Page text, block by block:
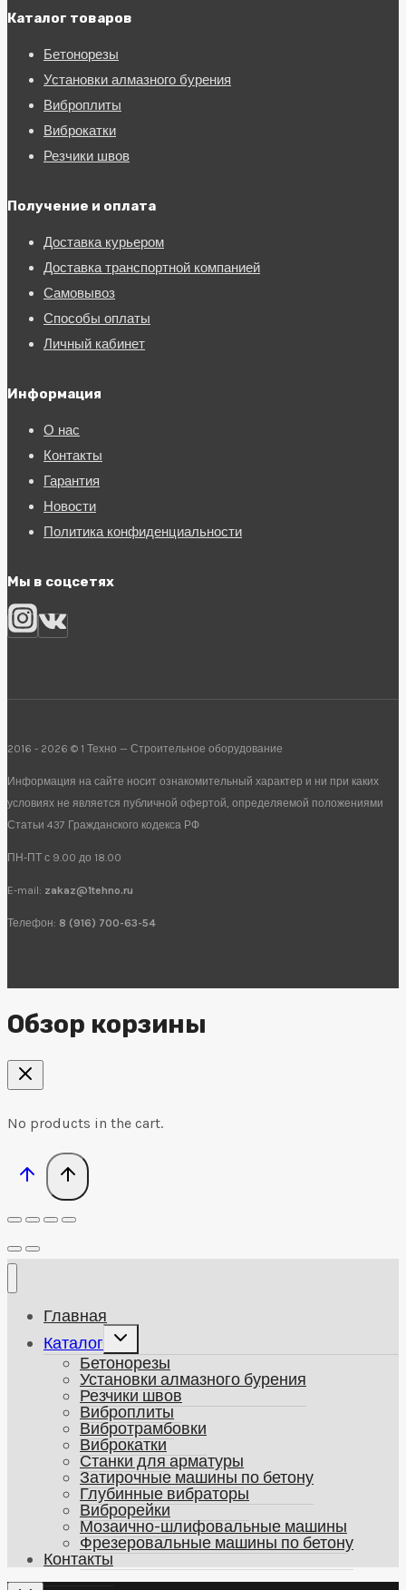
Каталог товаров
Бетонорезы
Установки алмазного бурения
Виброплиты
Виброкатки
Резчики швов
Получение и оплата
Доставка курьером
Доставка транспортной компанией
Самовывоз
Способы оплаты
Личный кабинет
Информация
О нас
Контакты
Гарантия
Новости
Политика конфиденциальности
Мы в соцсетях
2016 - 2026 © 1 Техно — Строительное оборудование
Информация на сайте носит ознакомительный характер и ни при каких
условиях не является публичной офертой, определяемой положениями
Статьи 437 Гражданского кодекса РФ
ПН-ПТ с 9.00 до 18.00
E-mail: zakaz@1tehno.ru
Телефон: 8 (916) 700-63-54
Обзор корзины
No products in the cart.
Главная
Каталог
Развернуть
дочернее
меню
Бетонорезы
Установки алмазного бурения
Резчики швов
Виброплиты
Вибротрамбовки
Виброкатки
Станки для арматуры
Затирочные машины по бетону
Глубинные вибраторы
Виброрейки
Мозаично-шлифовальные машины
Фрезеровальные машины по бетону
Контакты